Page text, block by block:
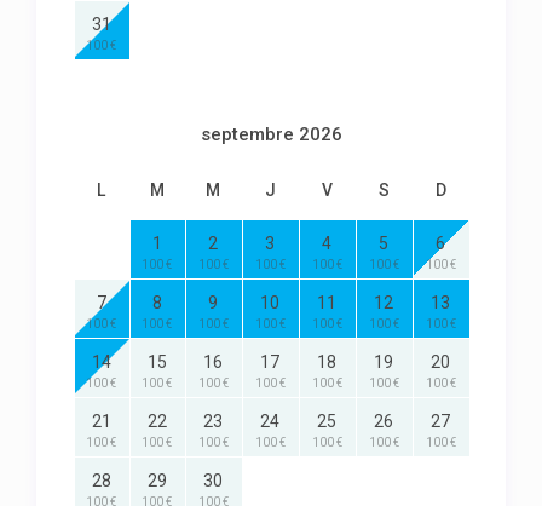
31
100 €
septembre 2026
L M M J V S D
1
100 €
2
100 €
3
100 €
4
100 €
5
100 €
6
100 €
7
100 €
8
100 €
9
100 €
10
100 €
11
100 €
12
100 €
13
100 €
14
100 €
15
100 €
16
100 €
17
100 €
18
100 €
19
100 €
20
100 €
21
100 €
22
100 €
23
100 €
24
100 €
25
100 €
26
100 €
27
100 €
28
100 €
29
100 €
30
100 €